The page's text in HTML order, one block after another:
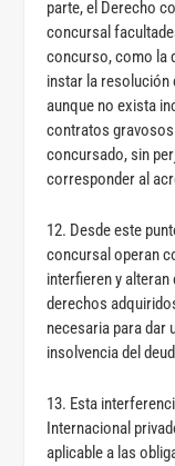
parte, el Derecho
concursal
concurso, como la
instar la
aunque no exista
contratos gravosos
concursado, sin
corresponder al
12. Desde este
concursal operan
interfieren y
derechos
necesaria para dar
insolvencia del
13. Esta
Internacional
aplicable a las